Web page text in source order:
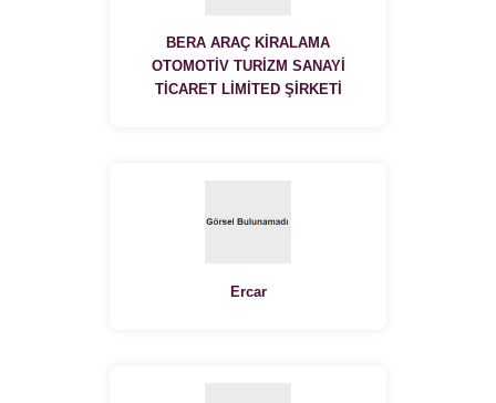
BERA ARAÇ KİRALAMA
OTOMOTİV TURİZM SANAYİ
TİCARET LİMİTED ŞİRKETİ
Ercar